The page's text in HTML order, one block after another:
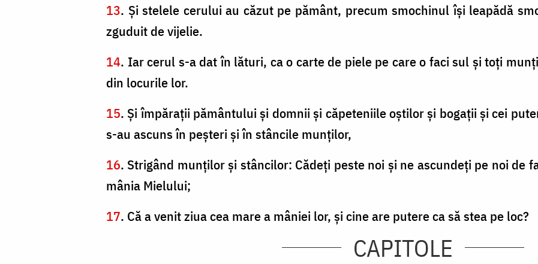
13. Şi stelele cerului au căzut pe pământ, precum smochinul îşi leapădă
zguduit de vijelie.
14. Iar cerul s-a dat în lături, ca o carte de piele pe care o faci sul şi toţi
din locurile lor.
15. Şi împăraţii pământului şi domnii şi căpeteniile oştilor şi bogaţii şi cei
s-au ascuns în peşteri şi în stâncile munţilor,
16. Strigând munţilor şi stâncilor: Cădeţi peste noi şi ne ascundeţi pe noi de
mânia Mielului;
17. Că a venit ziua cea mare a mâniei lor, şi cine are putere ca să stea pe loc?
CAPITOLE